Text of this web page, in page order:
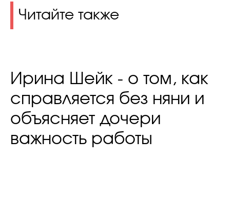
Читайте также
Ирина Шейк - о том, как
справляется без няни и
объясняет дочери
важность работы